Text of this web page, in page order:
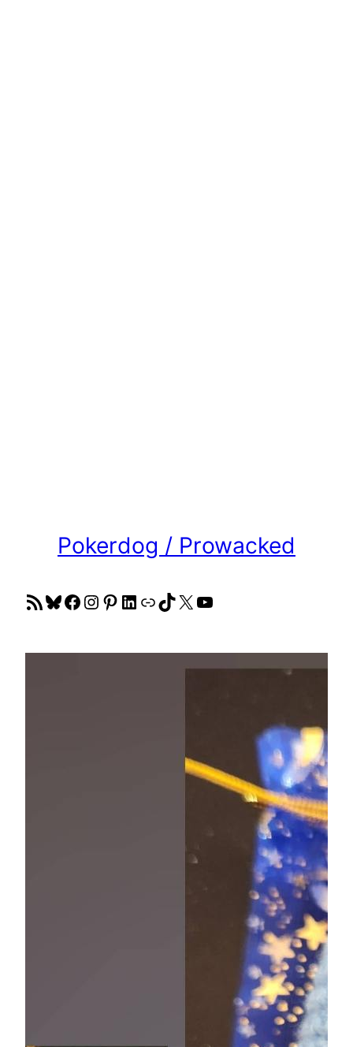
Pokerdog / Prowacked
RSS Feed
Bluesky
Facebook
Instagram
Pinterest
LinkedIn
LinkTikTok
X YouTube